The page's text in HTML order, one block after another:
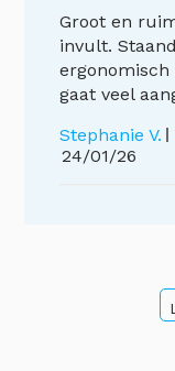
Groot en
invult.
ergonomisch
gaat veel
Stephanie V.
24/01/26